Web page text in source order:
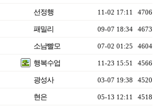
선정행 11-02 17:11 4706
패밀리 09-07 18:34 4673
소남빨모 07-02 01:25 4604
행복수업 11-23 15:51 4566
광성사 03-07 19:38 4520
현은 05-13 12:11 4518